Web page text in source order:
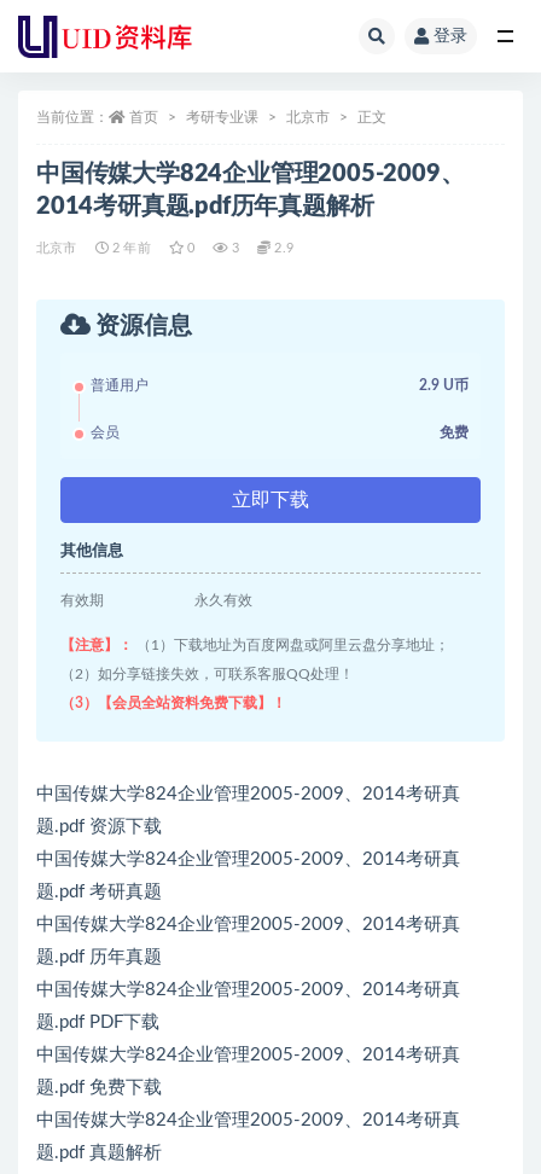
登录
当前位置： 首页 考研专业课 北京市 正文
中国传媒大学824企业管理2005-2009、
2014考研真题.pdf历年真题解析
北京市 2 年前 0 3 2.9
资源信息
普通用户 2.9 U币
会员 免费
立即下载
其他信息
有效期 永久有效
【注意】：
（1）下载地址为百度网盘或阿里云盘分享地址；
（2）如分享链接失效，可联系客服QQ处理！
（3）【会员全站资料免费下载】！
中国传媒大学824企业管理2005-2009、2014考研真
题.pdf 资源下载
中国传媒大学824企业管理2005-2009、2014考研真
题.pdf 考研真题
中国传媒大学824企业管理2005-2009、2014考研真
题.pdf 历年真题
中国传媒大学824企业管理2005-2009、2014考研真
题.pdf PDF下载
中国传媒大学824企业管理2005-2009、2014考研真
题.pdf 免费下载
中国传媒大学824企业管理2005-2009、2014考研真
题.pdf 真题解析